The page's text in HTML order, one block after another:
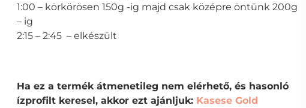
1:00 – körkörösen 150g -ig majd csak középre öntünk 200g
– ig
2:15 – 2:45 – elkészült
Ha ez a termék átmenetileg nem elérhető, és hasonló
ízprofilt keresel, akkor ezt ajánljuk: Kasese Gold